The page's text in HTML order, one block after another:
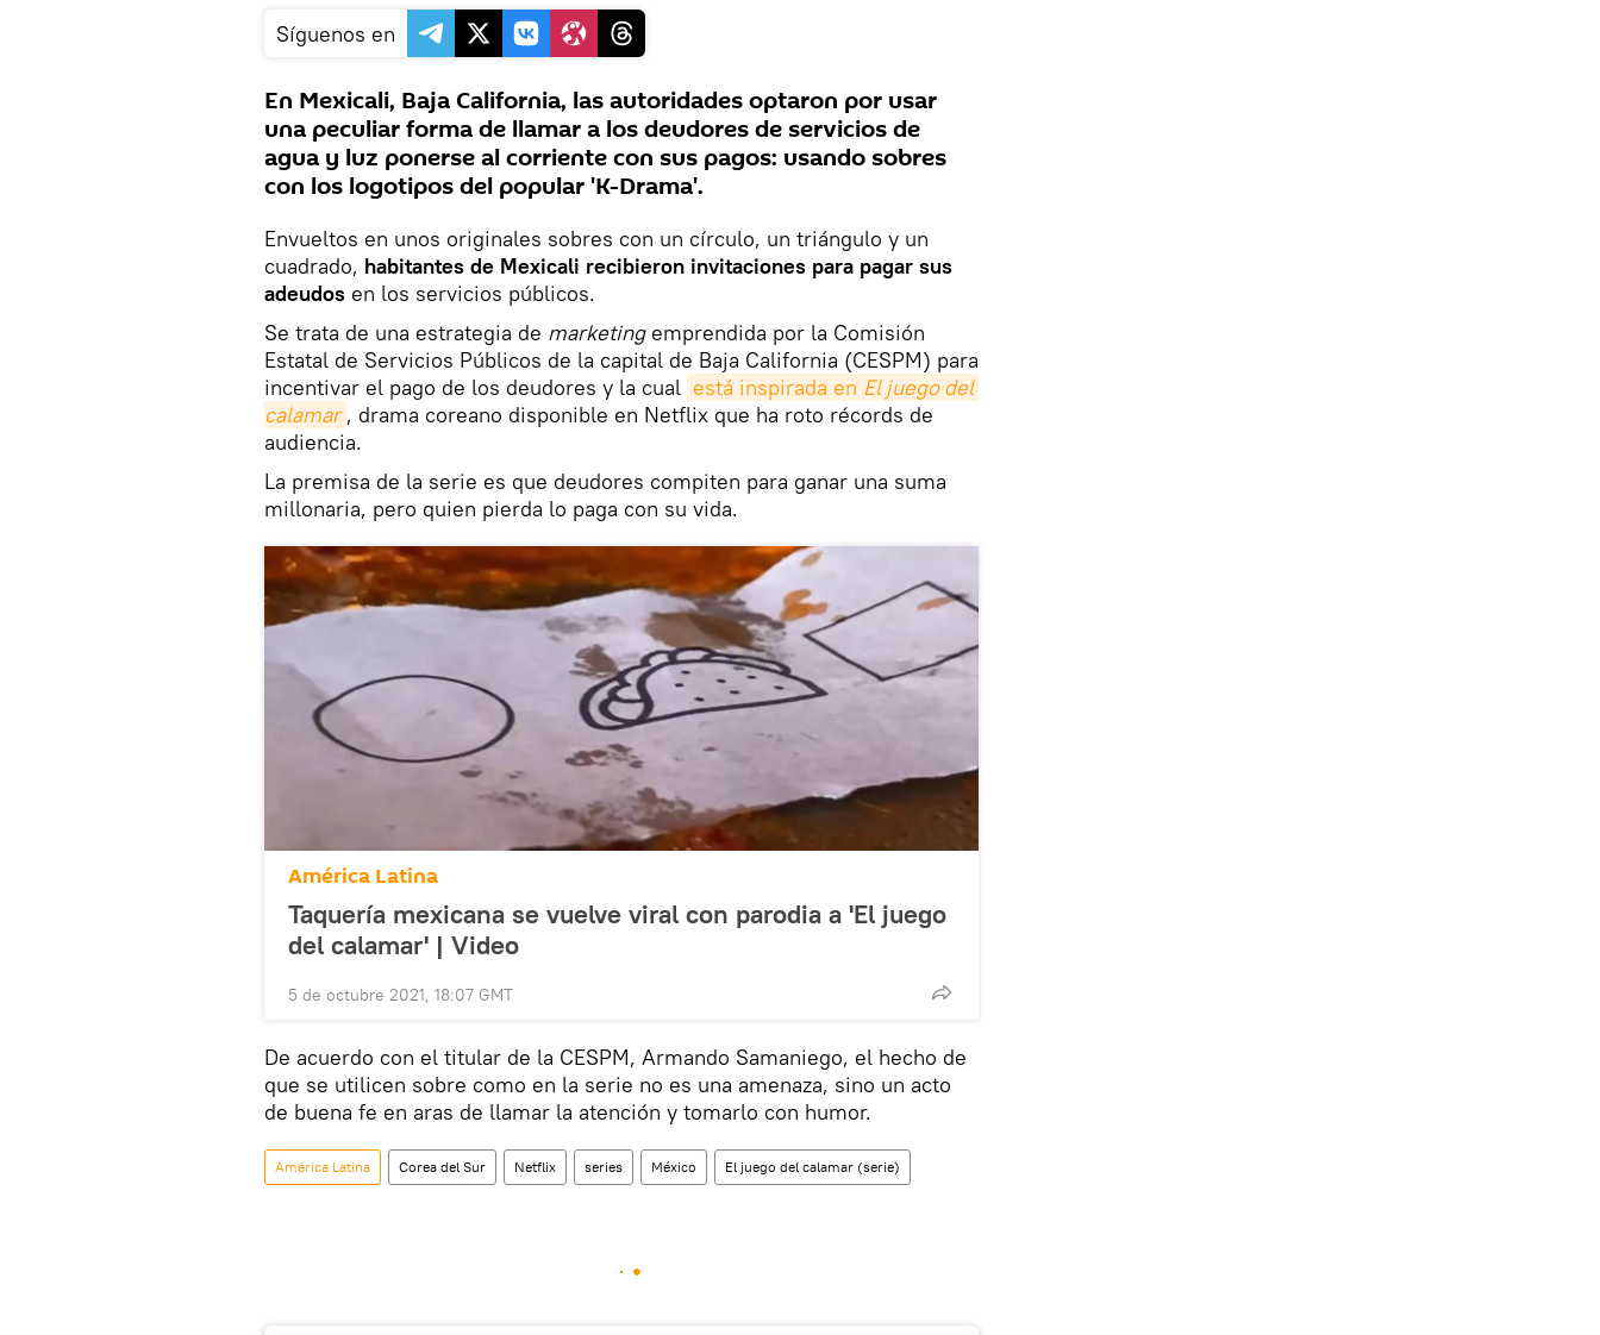
Síguenos en
En Mexicali, Baja California, las autoridades optaron por usar
una peculiar forma de llamar a los deudores de servicios de
agua y luz ponerse al corriente con sus pagos: usando sobres
con los logotipos del popular 'K-Drama'.
Envueltos en unos originales sobres con un círculo, un triángulo y un
cuadrado, habitantes de Mexicali recibieron invitaciones para pagar sus
adeudos en los servicios públicos.
Se trata de una estrategia de marketingemprendida por la Comisión
Estatal de Servicios Públicos de la capital de Baja California (CESPM) para
incentivar el pago de los deudores y la cual está inspirada en El juego del
calamar , drama coreano disponible en Netflix que ha roto récords de
audiencia.
La premisa de la serie es que deudores compiten para ganar una suma
millonaria, pero quien pierda lo paga con su vida.
América Latina
Taquería mexicana se vuelve viral con parodia a 'El juego
del calamar' | Video
5 de octubre 2021, 18:07 GMT
De acuerdo con el titular de la CESPM, Armando Samaniego, el hecho de
que se utilicen sobre como en la serie no es una amenaza, sino un acto
de buena fe en aras de llamar la atención y tomarlo con humor.
América Latina Corea del Sur Netflix series México El juego del calamar (serie)